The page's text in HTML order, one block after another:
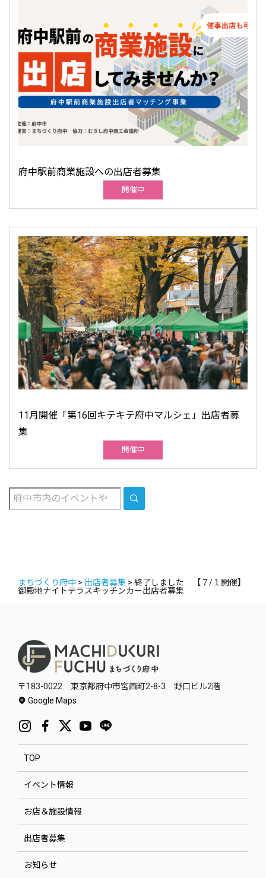
府中駅前商業施設への出店者募集
開催中
11月開催「第16回キテキテ府中マルシェ」出店者募
集
開催中
SEARCH
まちづくり府中 > 出店者募集 > 終了しました 【７/１開催】
御殿地ナイトテラスキッチンカー出店者募集
〒183-0022 東京都府中市宮西町2-8-3 野口ビル2階
Google Maps
TOP
イベント情報
お店＆施設情報
出店者募集
お知らせ